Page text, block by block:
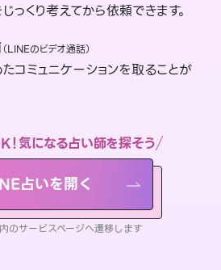
っくり考えてから依頼できます。
（LINEのビデオ通話）
コミュニケーションを取ることが
！気になる占い師を探そう
占いを開く
のサービスページへ遷移します